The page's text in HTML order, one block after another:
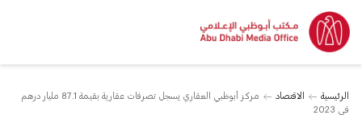
الرئيسية الاقتصاد
مركز أبوظبي العقاري يسجل تصرفات عقارية بقيمة 87.1 مليار درهم
في 2023